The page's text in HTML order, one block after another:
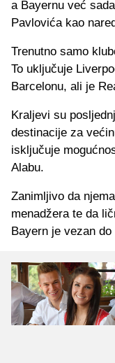
a Bayernu već
Pavlovića kao
Trenutno samo
To uključuje
Barcelonu, ali je
Kraljevi su
destinacije za
isključuje
Alabu.
Zanimljivo da
menadžera te da
Bayern je vezan